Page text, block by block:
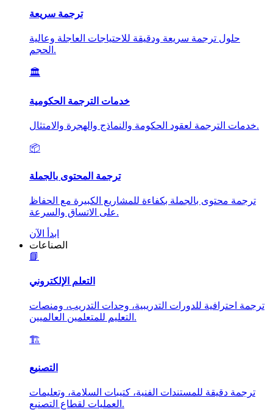
ترجمة سريعة
حلول ترجمة سريعة ودقيقة للاحتياجات العاجلة وعالية
الحجم.
🏛️
خدمات الترجمة الحكومية
خدمات الترجمة لعقود الحكومة والنماذج والهجرة والامتثال.
📦
ترجمة المحتوى بالجملة
ترجمة محتوى بالجملة بكفاءة للمشاريع الكبيرة مع الحفاظ
على الاتساق والسرعة.
ابدأ الآن
الصناعات
📘
التعلم الإلكتروني
ترجمة احترافية للدورات التدريبية، وحدات التدريب، ومنصات
التعليم للمتعلمين العالميين.
🏗️
التصنيع
ترجمة دقيقة للمستندات الفنية، كتيبات السلامة، وتعليمات
العمليات لقطاع التصنيع.